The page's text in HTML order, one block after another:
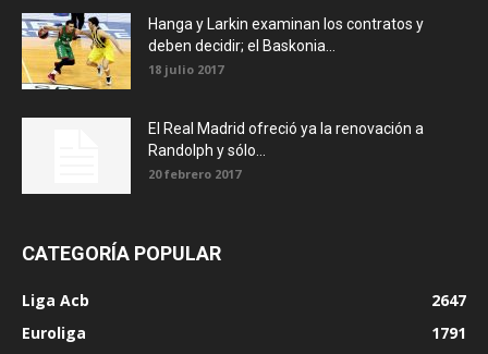
Hanga y Larkin examinan los contratos y
deben decidir; el Baskonia...
18 julio 2017
El Real Madrid ofreció ya la renovación a
Randolph y sólo...
20 febrero 2017
CATEGORÍA POPULAR
Liga Acb
2647
Euroliga
1791